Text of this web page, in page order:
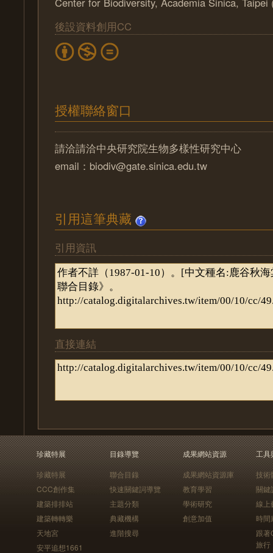
後設資料創用CC
授權聯絡窗口
請洽請洽中央研究院生物多樣性研究中心
email：biodiv@gate.sinica.edu.tw
引用這筆典藏
引用資訊
直接連結
珍藏特展
珍藏特展
CCC創作集
建築排排站
建築轉轉樂
天地宮
安平追想1661
目錄導覽
聯合目錄
快速關鍵詞導覽
主題分類
典藏機構
進階搜尋
成果網站資源
成果網站資源庫
教育學習
學術研究
創意加值
工具
技術
關鍵
線上
時間
跟
旅行